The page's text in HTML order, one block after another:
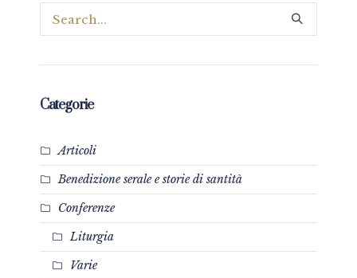
Categorie
Articoli
Benedizione serale e storie di santità
Conferenze
Liturgia
Varie